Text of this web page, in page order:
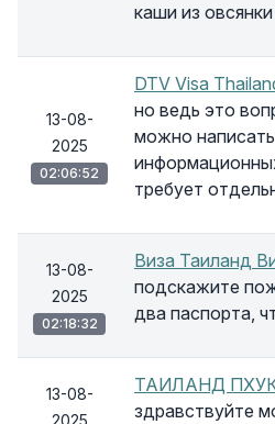
каши из
13-08-
2025
02:06:52
DTV Visa
но ведь это
можно
требует
13-08-
2025
02:18:32
Виза Таиланд
подскажите
два паспорта,
13-08-
2025
ТАИЛАНД
здравствуйте